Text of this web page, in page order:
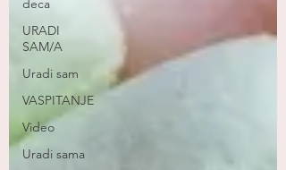
deca
URADI
SAM/A
Uradi sam
VASPITANJE
Video
Uradi sama